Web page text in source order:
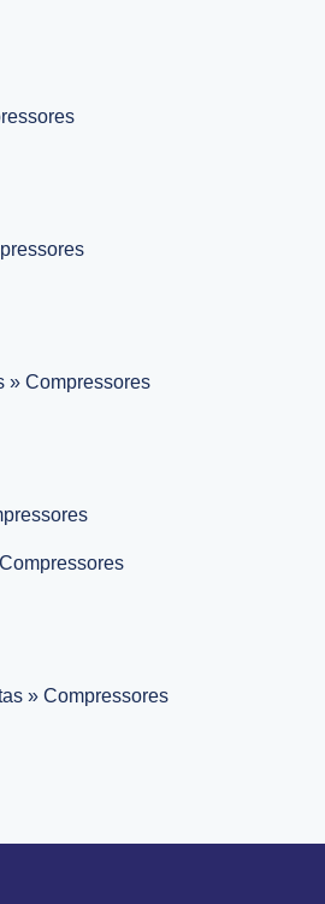
» Compressores
» Compressores